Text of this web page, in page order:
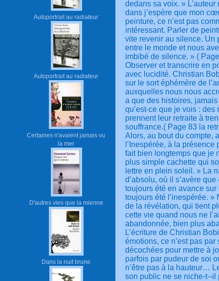
Autoportrait au radiateur
Autoportrait au radiateur
Certaines n'avaient jamais vu
la mer
D'autres vies que la mienne
Dans la nuit brune
dedans sa voix. »
dans j’espère que mon
peinture, ce n’est pas
intéressant. Parler de
vite revenir au silence. Un
entre le monde et nous
imbibé de silence. » (
Observer et transcrire en
avec lucidité. Christian
sur le sort éphémère de
auxquelles nous nous
a que des histoires,
qu’est-ce que je vois :
prennent leur retraite à
souffrance.( Page 83 la
Alors, au bout du compte,
l’Inespérée, à la
fait bien longtemps que je
plus simple cachette qui
lettre en plein soleil. » La
d’absolu, où il s’avère
toujours été en avance
toujours été l’inespérée.
de la révélation, qui tient
cette vie quand nous ne
abandonnée, bien plus
L’écriture de Christian
émotions, ce n’est pas
décochées pour mettre à
parfois par pudeur de soi
n’être pas à la hauteur…
son public ne se niche-t--